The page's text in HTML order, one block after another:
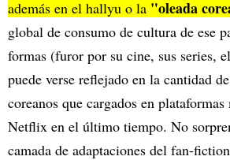
además en el hallyu o la "oleada
global de consumo de cultura de ese
formas (furor por su cine, sus series,
puede verse reflejado en la cantidad
coreanos que cargados en
Netflix en el último tiempo. No
camada de adaptaciones del fan-